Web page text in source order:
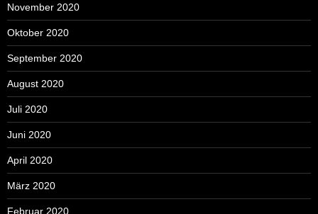
November 2020
Oktober 2020
September 2020
August 2020
Juli 2020
Juni 2020
April 2020
März 2020
Februar 2020